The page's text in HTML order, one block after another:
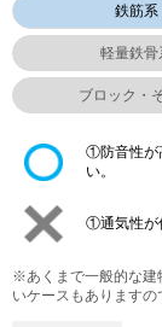
鉄筋系
軽量鉄骨
ブロック・
①防音性が
い。
①通気性が
※あくまで一般的な建
いケースもありますの